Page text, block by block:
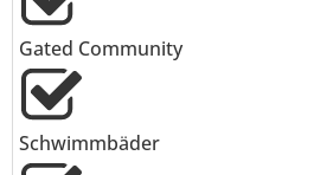
Gated Community
Schwimmbäder